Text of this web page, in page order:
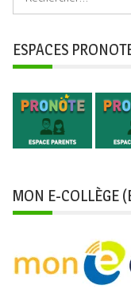
ESPACES
MON E-COLLÈGE